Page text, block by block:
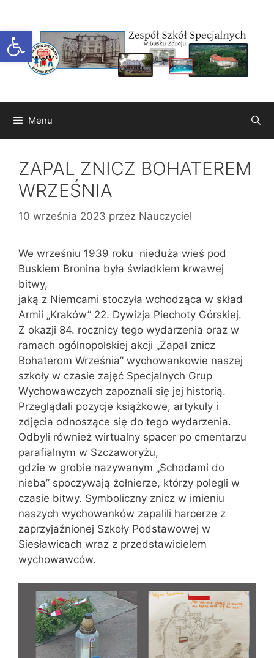
Otwórz pasek narzędzi
treści
Menu
ZAPAL ZNICZ BOHATEREM
WRZEŚNIA
10 września 2023 przez Nauczyciel
We wrześniu 1939 roku nieduża wieś pod
Buskiem Bronina była świadkiem krwawej
bitwy,
jaką z Niemcami stoczyła wchodząca w skład
Armii „Kraków” 22. Dywizja Piechoty Górskiej.
Z okazji 84. rocznicy tego wydarzenia oraz w
ramach ogólnopolskiej akcji „Zapał znicz
Bohaterom Września” wychowankowie naszej
szkoły w czasie zajęć Specjalnych Grup
Wychowawczych zapoznali się jej historią.
Przeglądali pozycje książkowe, artykuły i
zdjęcia odnoszące się do tego wydarzenia.
Odbyli również wirtualny spacer po cmentarzu
parafialnym w Szczaworyżu,
gdzie w grobie nazywanym „Schodami do
nieba” spoczywają żołnierze, którzy polegli w
czasie bitwy. Symboliczny znicz w imieniu
naszych wychowanków zapalili harcerze z
zaprzyjaźnionej Szkoły Podstawowej w
Siesławicach wraz z przedstawicielem
wychowawców.